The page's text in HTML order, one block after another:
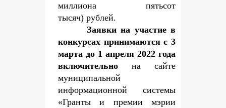
миллиона пятьсот
тысяч) рублей.
Заявки на участие в
конкурсах принимаются с 3
марта до 1 апреля 2022 года
включительно на сайте
муниципальной
информационной системы
«Гранты и премии мэрии